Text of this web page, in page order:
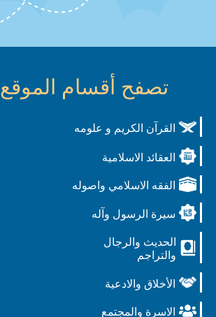
تصفح أقسام الموقع
القرآن الكريم و علومه
العقائد الاسلامية
الفقه الاسلامي واصوله
سيرة الرسول وآله
الحديث والرجال
والتراجم
الأخلاق والادعية
الاسرة والمجتمع